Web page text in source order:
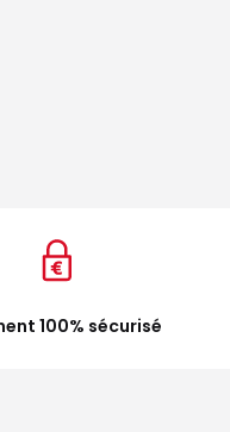
100% sécurisé